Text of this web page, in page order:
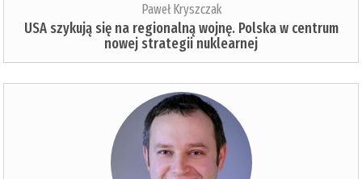
Paweł Kryszczak
USA szykują się na regionalną wojnę. Polska w centrum
nowej strategii nuklearnej